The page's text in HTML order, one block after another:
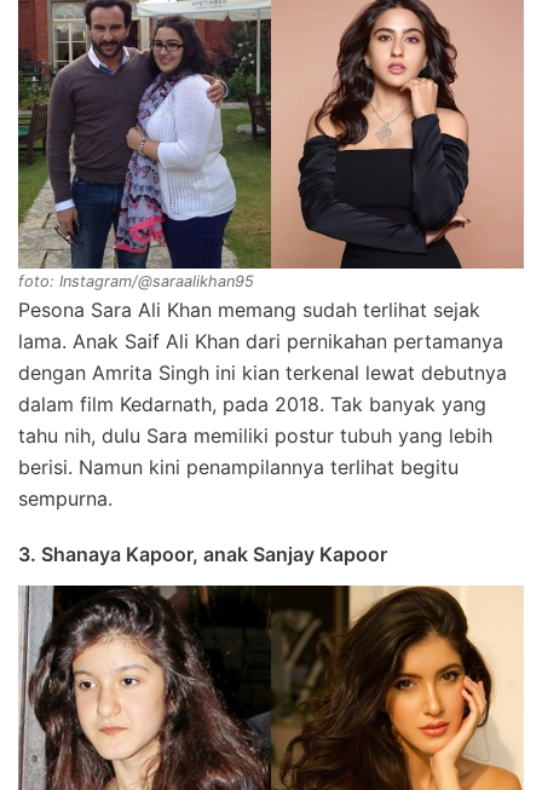
foto: Instagram/@saraalikhan95
Pesona Sara Ali Khan memang sudah terlihat sejak
lama. Anak Saif Ali Khan dari pernikahan pertamanya
dengan Amrita Singh ini kian terkenal lewat debutnya
dalam film Kedarnath, pada 2018. Tak banyak yang
tahu nih, dulu Sara memiliki postur tubuh yang lebih
berisi. Namun kini penampilannya terlihat begitu
sempurna.
3. Shanaya Kapoor, anak Sanjay Kapoor